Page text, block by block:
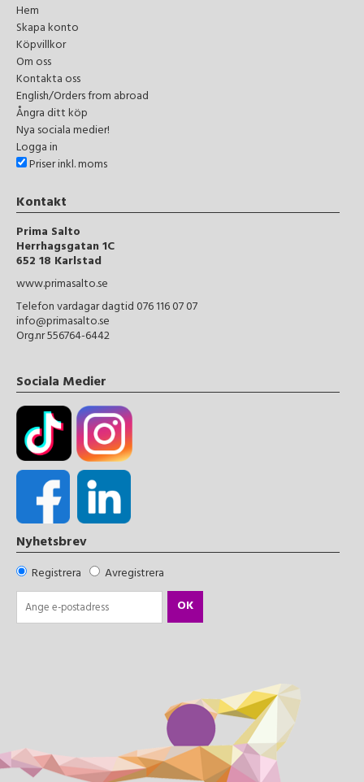
Hem
Skapa konto
Köpvillkor
Om oss
Kontakta oss
English/Orders from abroad
Ångra ditt köp
Nya sociala medier!
Logga in
Priser inkl. moms
Kontakt
Prima Salto
Herrhagsgatan 1C
652 18 Karlstad
www.primasalto.se
Telefon vardagar dagtid 076 116 07 07
info@primasalto.se
Org.nr 556764-6442
Sociala Medier
Nyhetsbrev
Registrera
Avregistrera
OK